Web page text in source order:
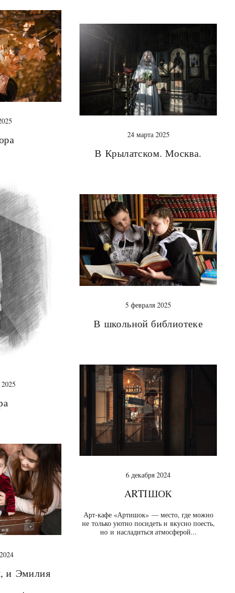
24 марта 2025
В Крылатском. Москва.
5 февраля 2025
В школьной библиотеке
6 декабря 2024
ARTIШОК
Арт-кафе «Артишок» — место, где можно
не только уютно посидеть и вкусно поесть,
но и насладиться атмосферой...
и Эмилия